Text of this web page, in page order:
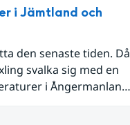
i Jämtland och
den senaste tiden. Då
svalka sig med en
i Ångermanland